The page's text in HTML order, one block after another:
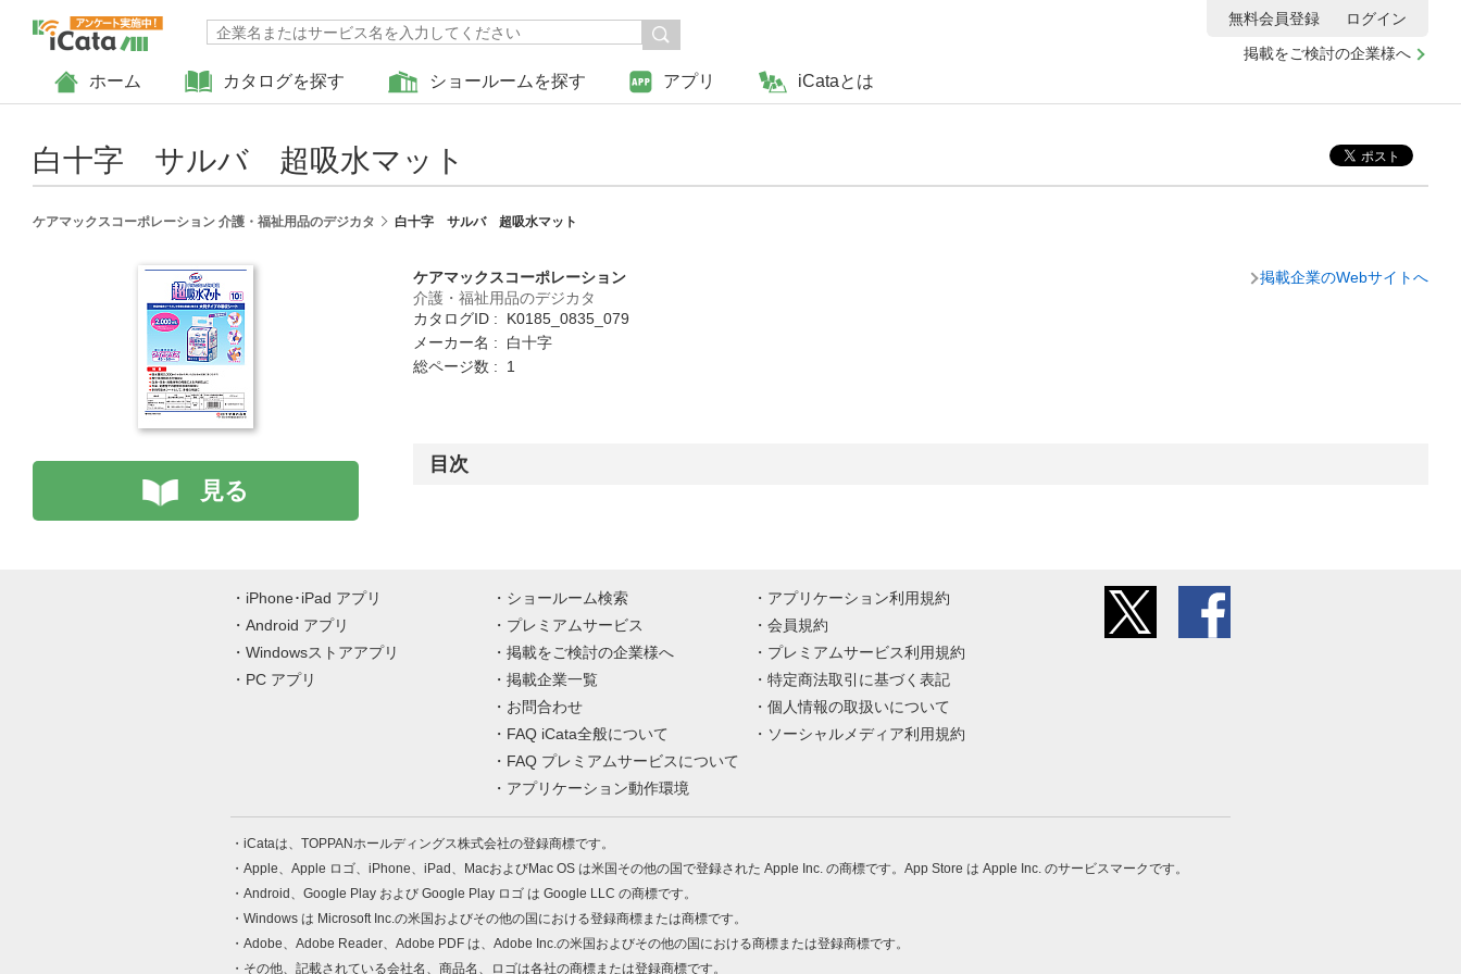
ホーム カタログを探す ショールームを探す アプリ iCataとは
掲載をご検討の企業様へ
無料会員登録 ログイン
白十字 サルバ 超吸水マット
ケアマックスコーポレーション 介護・福祉用品のデジカタ 白十字 サルバ 超吸水マット
見る
ケアマックスコーポレーション
介護・福祉用品のデジカタ
カタログID : K0185_0835_079
メーカー名 : 白十字
総ページ数 : 1
掲載企業のWebサイトへ
目次
iPhone･iPad アプリ
Android アプリ
Windowsストアアプリ
PC アプリ
ショールーム検索
プレミアムサービス
掲載をご検討の企業様へ
掲載企業一覧
お問合わせ
FAQ iCata全般について
FAQ プレミアムサービスについて
アプリケーション動作環境
アプリケーション利用規約
会員規約
プレミアムサービス利用規約
特定商法取引に基づく表記
個人情報の取扱いについて
ソーシャルメディア利用規約
iCataは、TOPPANホールディングス株式会社の登録商標です。
Apple、Apple ロゴ、iPhone、iPad、MacおよびMac OS は米国その他の国で登録された Apple Inc. の商標です。App Store は Apple Inc. のサービスマークです。
Android、Google Play および Google Play ロゴ は Google LLC の商標です。
Windows は Microsoft Inc.の米国およびその他の国における登録商標または商標です。
Adobe、Adobe Reader、Adobe PDF は、Adobe Inc.の米国およびその他の国における商標または登録商標です。
その他、記載されている会社名、商品名、ロゴは各社の商標または登録商標です。